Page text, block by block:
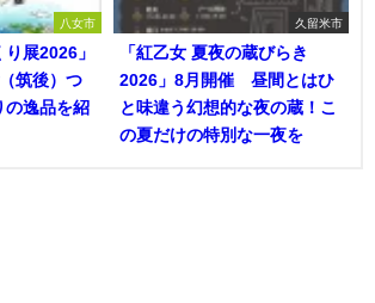
八女市
り展2026」
筑後）つ
の逸品を紹
久留米市
「紅乙女 夏夜の蔵びらき
2026」8月開催 昼間とはひ
と味違う幻想的な夜の蔵！こ
の夏だけの特別な一夜を